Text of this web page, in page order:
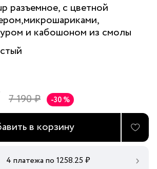
разъемное, с цветной
и кабошоном из смолы
7 190 ₽ -30 %
в корзину
4 платежа по 1258.25 ₽